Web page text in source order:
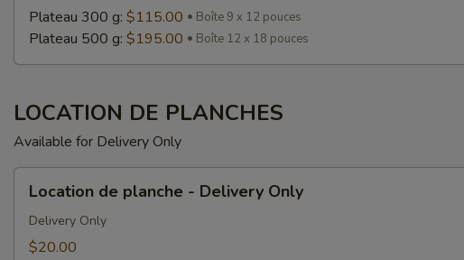
Plateau 300 g: $115.00 Boîte 9 x 12 pouces
Plateau 500 g: $195.00 Boîte 12 x 18 pouces
LOCATION DE PLANCHES
Available for Delivery Only
planche
Location de planche - Delivery Only
Delivery Only
$20.00